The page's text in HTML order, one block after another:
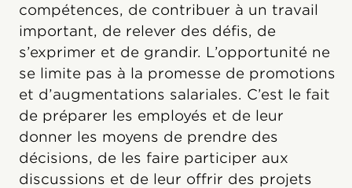
compétences, de contribuer à un travail
important, de relever des défis, de
s’exprimer et de grandir. L’opportunité ne
se limite pas à la promesse de promotions
et d’augmentations salariales. C’est le fait
de préparer les employés et de leur
donner les moyens de prendre des
décisions, de les faire participer aux
discussions et de leur offrir des projets